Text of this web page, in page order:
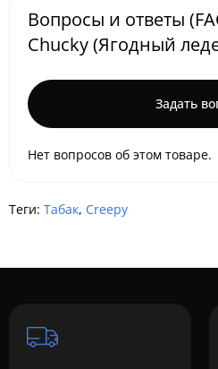
Вопросы и ответы
Chucky (Ягодный
Задать
Нет вопросов об этом товаре.
Теги: Табак, Creepy